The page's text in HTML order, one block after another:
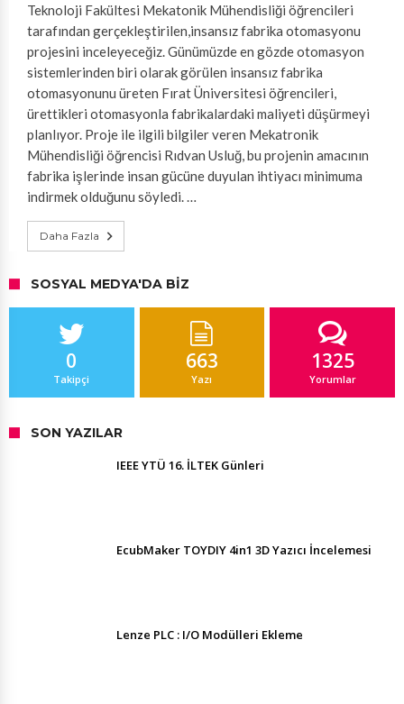
Teknoloji Fakültesi Mekatonik Mühendisliği öğrencileri
tarafından gerçekleştirilen,insansız fabrika otomasyonu
projesini inceleyeceğiz. Günümüzde en gözde otomasyon
sistemlerinden biri olarak görülen insansız fabrika
otomasyonunu üreten Fırat Üniversitesi öğrencileri,
ürettikleri otomasyonla fabrikalardaki maliyeti düşürmeyi
planlıyor. Proje ile ilgili bilgiler veren Mekatronik
Mühendisliği öğrencisi Rıdvan Usluğ, bu projenin amacının
fabrika işlerinde insan gücüne duyulan ihtiyacı minimuma
indirmek olduğunu söyledi. …
Daha Fazla
SOSYAL MEDYA'DA BIZ
0
Takipçi
663
Yazı
1325
Yorumlar
SON YAZILAR
IEEE YTÜ 16. İLTEK Günleri
EcubMaker TOYDIY 4in1 3D Yazıcı İncelemesi
Lenze PLC : I/O Modülleri Ekleme